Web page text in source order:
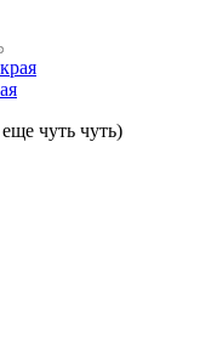
чуть чуть)